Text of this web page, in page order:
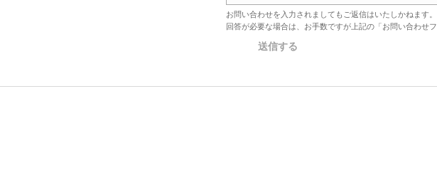
お問い合わせを入力されましてもご返信はいたしかねます。
回答が必要な場合は、お手数ですが上記の「お問い合わせ